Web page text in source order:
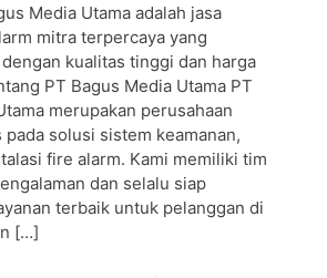
Media Utama adalah jasa
mitra terpercaya yang
kualitas tinggi dan harga
PT Bagus Media Utama PT
merupakan perusahaan
solusi sistem keamanan,
fire alarm. Kami memiliki tim
dan selalu siap
terbaik untuk pelanggan di
[…]